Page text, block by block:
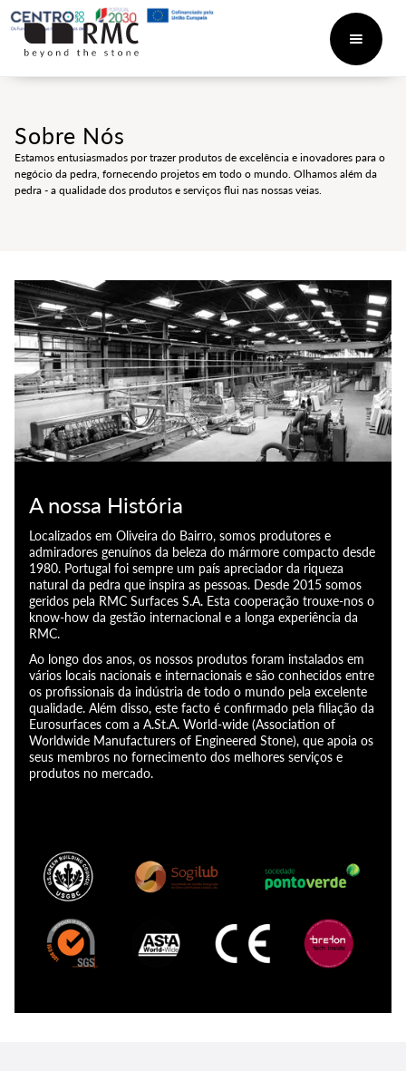
Sobre Nós
Estamos entusiasmados por trazer produtos de excelência e inovadores para o
negócio da pedra, fornecendo projetos em todo o mundo. Olhamos além da
pedra - a qualidade dos produtos e serviços flui nas nossas veias.
A nossa História
Localizados em Oliveira do Bairro, somos produtores e
admiradores genuínos da beleza do mármore compacto desde
1980. Portugal foi sempre um país apreciador da riqueza
natural da pedra que inspira as pessoas. Desde 2015 somos
geridos pela RMC Surfaces S.A. Esta cooperação trouxe-nos o
know-how da gestão internacional e a longa experiência da
RMC.
Ao longo dos anos, os nossos produtos foram instalados em
vários locais nacionais e internacionais e são conhecidos entre
os profissionais da indústria de todo o mundo pela excelente
qualidade. Além disso, este facto é confirmado pela filiação da
Eurosurfaces com a A.St.A. World-wide (Association of
Worldwide Manufacturers of Engineered Stone), que apoia os
seus membros no fornecimento dos melhores serviços e
produtos no mercado.